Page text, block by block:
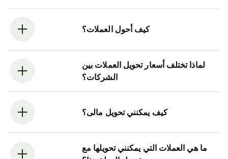
كيف أحول العملات؟
لماذا تختلف أسعار تحويل العملات بين
الشركات؟
كيف يمكنني تحويل مالى؟
ما هي العملات التي يمكنني تحويلها مع